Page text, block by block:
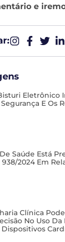
e
Eletrônico
E Os
Saúde Está
2024 Em
Clínica
No Uso